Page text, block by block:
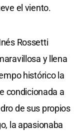
el viento.
Rossetti
y llena
histórico la
condicionada a
de sus propios
la apasionaba